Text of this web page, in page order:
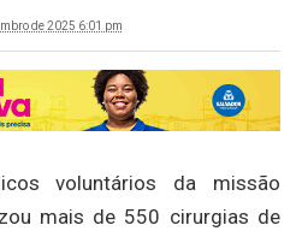
de 2025 6:01 pm
voluntários da missão
mais de 550 cirurgias de